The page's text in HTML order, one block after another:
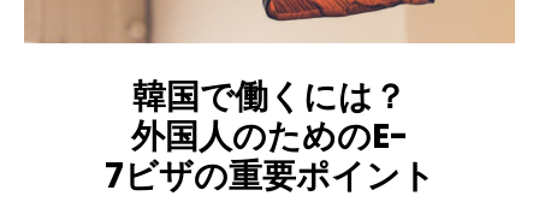
韓国で働くには？
外国人のためのE-
7ビザの重要ポイント